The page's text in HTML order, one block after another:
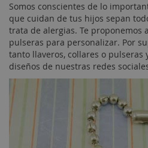
Somos conscientes de lo
que cuidan de tus hijos sepan
trata de alergias. Te proponemos
pulseras para personalizar. Por
tanto llaveros, collares o
diseños de nuestras redes